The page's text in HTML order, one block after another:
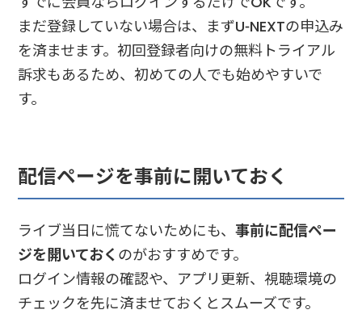
まだ登録していない場合は、まずU-NEXTの申込み
を済ませます。初回登録者向けの無料トライアル
訴求もあるため、初めての人でも始めやすいで
す。
配信ページを事前に開いておく
ライブ当日に慌てないためにも、事前に配信ペー
ジを開いておく のがおすすめです。
ログイン情報の確認や、アプリ更新、視聴環境の
チェックを先に済ませておくとスムーズです。